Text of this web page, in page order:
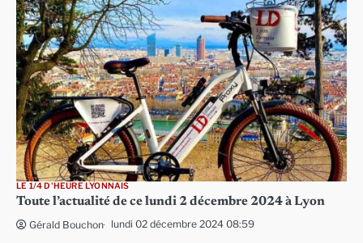
LE 1/4 D'HEURE LYONNAIS
Toute l’actualité de ce lundi 2 décembre 2024 à Lyon
Gérald Bouchon lundi 02 décembre 2024 08:59